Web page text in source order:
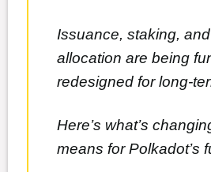
Issuance, staking,
allocation are being
redesigned for long-
Here’s what’s
means for Polkadot’s